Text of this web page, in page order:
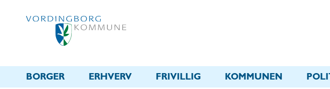
BORGER ERHVERV FRIVILLIG KOMMUNEN